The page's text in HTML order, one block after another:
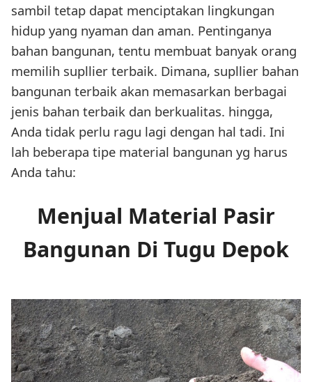
sambil tetap dapat menciptakan lingkungan
hidup yang nyaman dan aman. Pentinganya
bahan bangunan, tentu membuat banyak orang
memilih supllier terbaik. Dimana, supllier bahan
bangunan terbaik akan memasarkan berbagai
jenis bahan terbaik dan berkualitas. hingga,
Anda tidak perlu ragu lagi dengan hal tadi. Ini
lah beberapa tipe material bangunan yg harus
Anda tahu:
Menjual Material Pasir
Bangunan Di Tugu Depok